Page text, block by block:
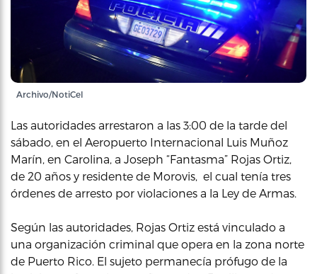
Archivo/NotiCel
Las autoridades arrestaron a las 3:00 de la tarde del
sábado, en el Aeropuerto Internacional Luis Muñoz
Marín, en Carolina, a Joseph “Fantasma” Rojas Ortiz,
de 20 años y residente de Morovis, el cual tenía tres
órdenes de arresto por violaciones a la Ley de Armas.
Según las autoridades, Rojas Ortiz está vinculado a
una organización criminal que opera en la zona norte
de Puerto Rico. El sujeto permanecía prófugo de la